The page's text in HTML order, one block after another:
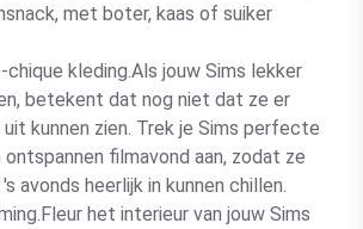
met boter, kaas of suiker
chique kleding.Als jouw Sims lekker
betekent dat nog niet dat ze er
kunnen zien. Trek je Sims perfecte
filmavond aan, zodat ze
avonds heerlijk in kunnen chillen.
het interieur van jouw Sims